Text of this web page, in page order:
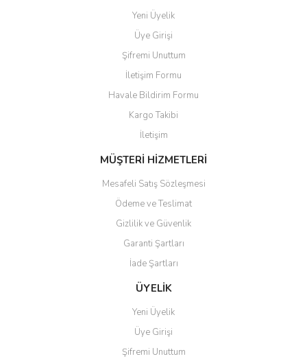
Gönder
Yeni Üyelik
Üye Girişi
Şifremi Unuttum
İletişim Formu
Havale Bildirim Formu
Kargo Takibi
İletişim
MÜŞTERİ HİZMETLERİ
Mesafeli Satış Sözleşmesi
Ödeme ve Teslimat
Gizlilik ve Güvenlik
Garanti Şartları
İade Şartları
ÜYELİK
Yeni Üyelik
Üye Girişi
Şifremi Unuttum